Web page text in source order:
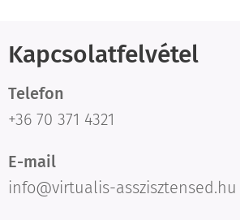
Kapcsolatfelvétel
Telefon
+36 70 371 4321
E-mail
info@virtualis-asszisztensed.hu